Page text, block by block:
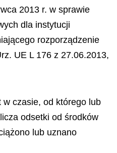
2013 r. w sprawie
dla instytucji
rozporządzenie
UE L 176 z 27.06.2013,
czasie, od którego lub
odsetki od środków
lub uznano